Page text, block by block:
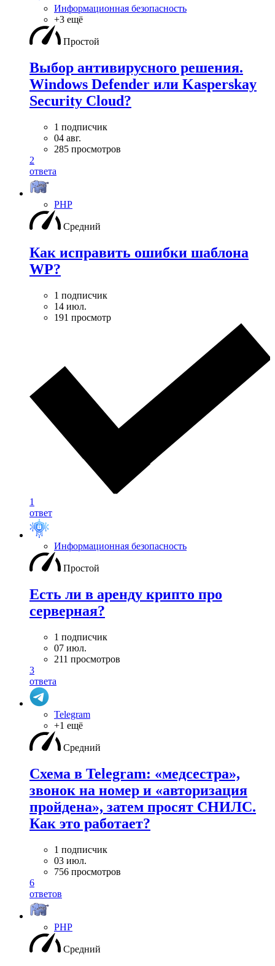
Информационная безопасность
+3 ещё
Простой
Выбор антивирусного решения.
Windows Defender или Kasperskay
Security Cloud?
1 подписчик
04 авг.
285 просмотров
2
ответа
PHP
Средний
Как исправить ошибки шаблона
WP?
1 подписчик
14 июл.
191 просмотр
1
ответ
Информационная безопасность
Простой
Есть ли в аренду крипто про
серверная?
1 подписчик
07 июл.
211 просмотров
3
ответа
Telegram
+1 ещё
Средний
Схема в Telegram: «медсестра»,
звонок на номер и «авторизация
пройдена», затем просят СНИЛС.
Как это работает?
1 подписчик
03 июл.
756 просмотров
6
ответов
PHP
Средний